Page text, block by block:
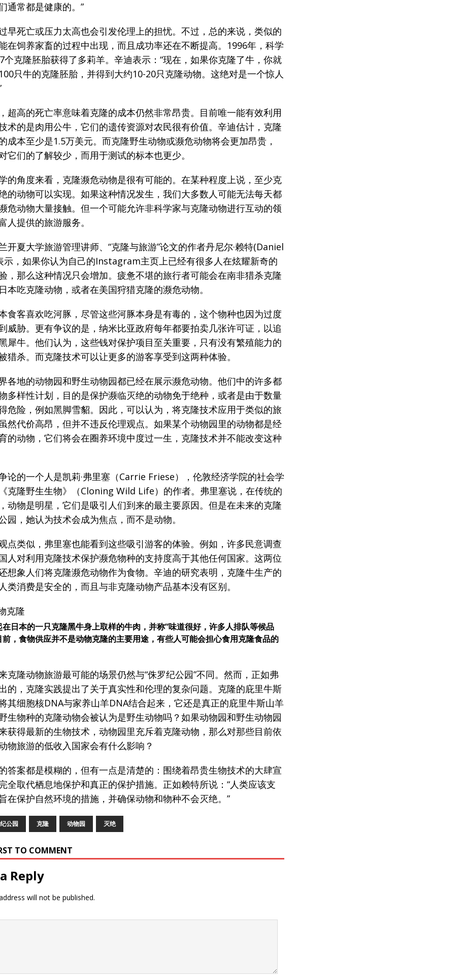
通常都是健康的。”
早死亡或压力太高也会引发伦理上的担忧。不过，总的来说，类似的
在饲养家畜的过程中出现，而且成功率还在不断提高。1996年，科学
个克隆胚胎获得了多莉羊。辛迪表示：“现在，如果你克隆了牛，你就
只牛的克隆胚胎，并得到大约10-20只克隆动物。这绝对是一个惊人
超高的死亡率意味着克隆的成本仍然非常昂贵。目前唯一能有效利用
术的是肉用公牛，它们的遗传资源对农民很有价值。辛迪估计，克隆
成本至少是1.5万美元。而克隆野生动物或濒危动物将会更加昂贵，
它们的了解较少，而用于测试的标本也更少。
的角度来看，克隆濒危动物是很有可能的。在某种程度上说，至少克
的动物可以实现。如果这种情况发生，我们大多数人可能无法每天都
危动物大量接触。但一个可能允许非科学家与克隆动物进行互动的领
人提供的旅游服务。
开夏大学旅游管理讲师、“克隆与旅游”论文的作者丹尼尔·赖特(Daniel
，如果你认为自己的Instagram主页上已经有很多人在炫耀新奇的
，那么这种情况只会增加。疲惫不堪的旅行者可能会在南非猎杀克隆
本吃克隆动物，或者在美国狩猎克隆的濒危动物。
食客喜欢吃河豚，尽管这些河豚本身是有毒的，这个物种也因为过度
威胁。更有争议的是，纳米比亚政府每年都要拍卖几张许可证，以追
犀牛。他们认为，这些钱对保护项目至关重要，只有没有繁殖能力的
猎杀。而克隆技术可以让更多的游客享受到这两种体验。
各地的动物园和野生动物园都已经在展示濒危动物。他们中的许多都
多样性计划，目的是保护濒临灭绝的动物免于绝种，或者是由于数量
危险，例如黑脚雪貂。因此，可以认为，将克隆技术应用于类似的旅
然代价高昂，但并不违反伦理观点。如果某个动物园里的动物都是经
的动物，它们将会在圈养环境中度过一生，克隆技术并不能改变这种
论的一个人是凯莉·弗里塞（Carrie Friese），伦敦经济学院的社会学
克隆野生生物》（Cloning Wild Life）的作者。弗里塞说，在传统的
动物是明星，它们是吸引人们到来的最主要原因。但是在未来的克隆
园，她认为技术会成为焦点，而不是动物。
点类似，弗里塞也能看到这些吸引游客的体验。例如，许多民意调查
人对利用克隆技术保护濒危物种的支持度高于其他任何国家。这两位
想象人们将克隆濒危动物作为食物。辛迪的研究表明，克隆牛生产的
类消费是安全的，而且与非克隆动物产品基本没有区别。
日本的一只克隆黑牛身上取样的牛肉，并称“味道很好，许多人排队等候品
，食物供应并不是动物克隆的主要用途，有些人可能会担心食用克隆食品的
克隆动物旅游最可能的场景仍然与“侏罗纪公园”不同。然而，正如弗
的，克隆实践提出了关于真实性和伦理的复杂问题。克隆的庇里牛斯
其细胞核DNA与家养山羊DNA结合起来，它还是真正的庇里牛斯山羊
生物种的克隆动物会被认为是野生动物吗？如果动物园和野生动物园
获得最新的生物技术，动物园里充斥着克隆动物，那么对那些目前依
物旅游的低收入国家会有什么影响？
答案都是模糊的，但有一点是清楚的：围绕着昂贵生物技术的大肆宣
全取代栖息地保护和真正的保护措施。正如赖特所说：“人类应该支
在保护自然环境的措施，并确保动物和物种不会灭绝。”
公园 克隆 动物园 灭绝
TO COMMENT
Reply
will not be published.